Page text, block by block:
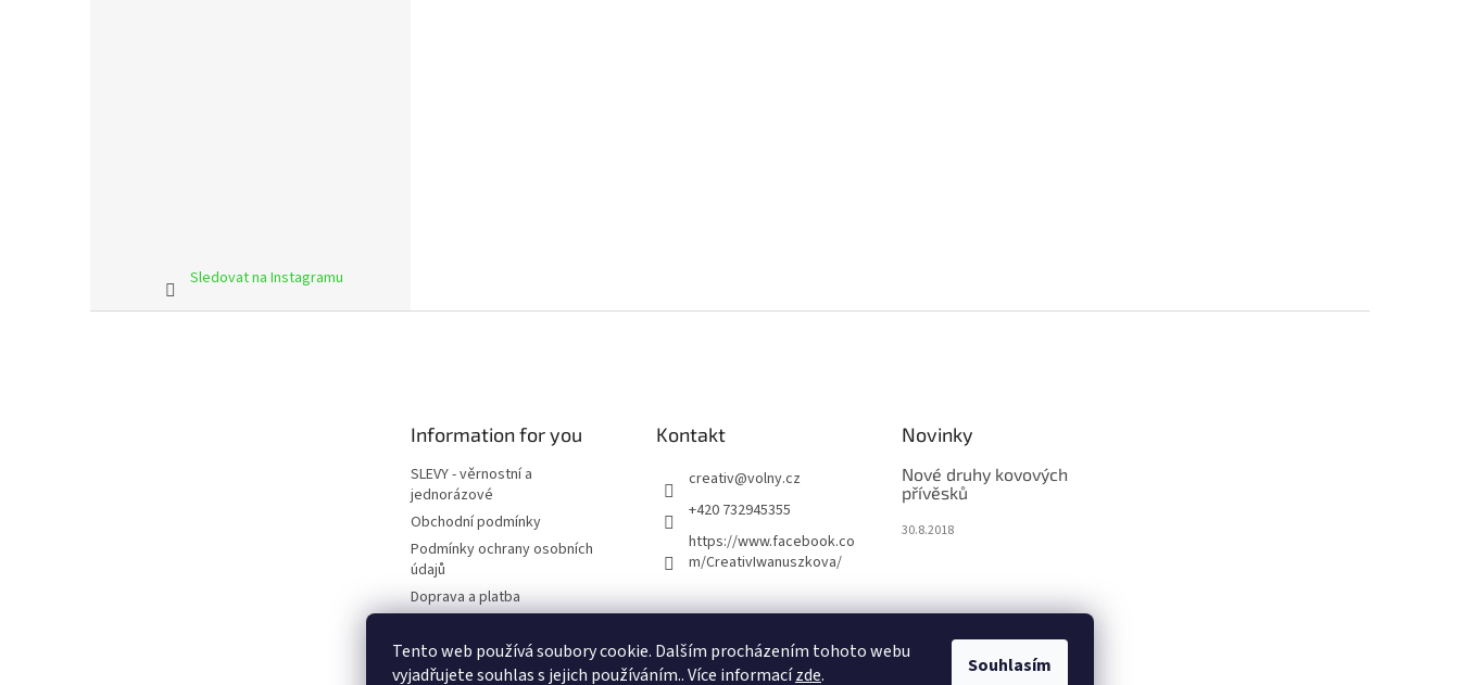
Tento web používá soubory cookie. Dalším procházením tohoto webu
vyjadřujete souhlas s jejich používáním.. Více informacízde. Souhlasím
Sledovat na Instagramu
Information for you
SLEVY - věrnostní a
jednorázové
Obchodní podmínky
Podmínky ochrany osobních
údajů
Doprava a platba
Napište nám
Kontakt
creativ@volny.cz
+420 732945355
https://www.facebook.co
m/CreativIwanuszkova/
Novinky
Nové druhy kovových
přívěsků
30.8.2018